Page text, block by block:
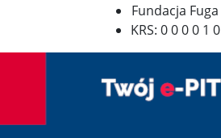
Fundacja
KRS: 0 0 0 0 1